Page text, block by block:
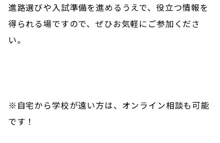
進路選びや入試準備を進めるうえで、役立つ情報を
得られる場ですので、ぜひお気軽にご参加くださ
い。
※自宅から学校が遠い方は、オンライン相談も可能
です！